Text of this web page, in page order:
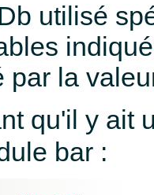
utilisé
par la
qu'il y ait
bar :